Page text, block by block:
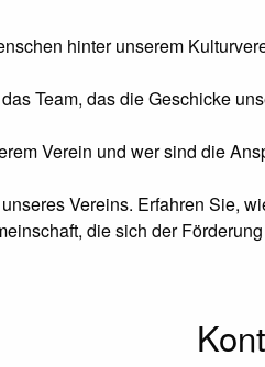
hinter unserem
Team, das die Geschicke
Verein und wer sind die
Vereins. Erfahren Sie,
die sich der